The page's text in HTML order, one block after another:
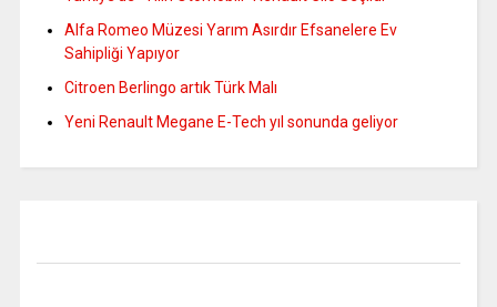
Alfa Romeo Müzesi Yarım Asırdır Efsanelere Ev
Sahipliği Yapıyor
Citroen Berlingo artık Türk Malı
Yeni Renault Megane E-Tech yıl sonunda geliyor